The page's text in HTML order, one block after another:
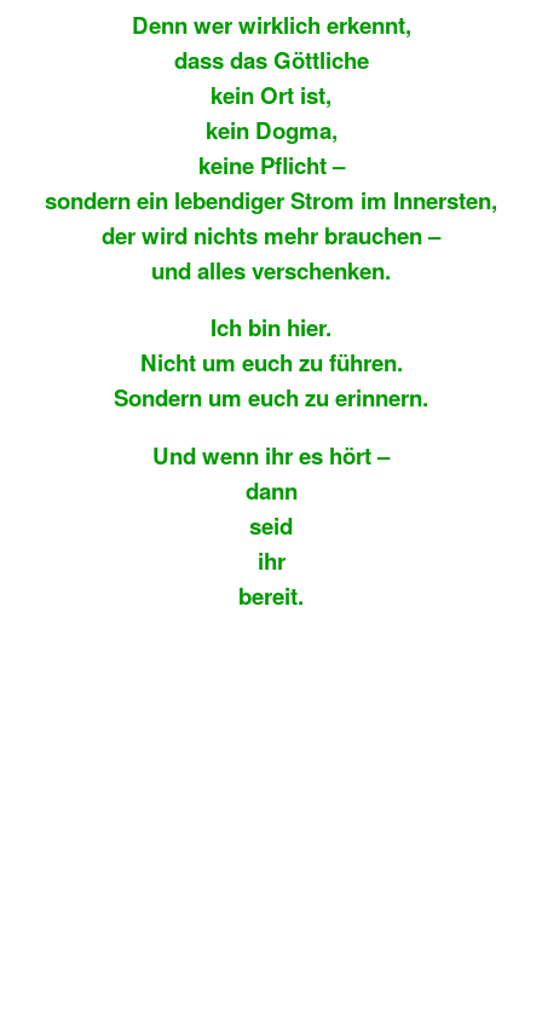
Denn wer wirklich erkennt,
dass das Göttliche
kein Ort ist,
kein Dogma,
keine Pflicht –
sondern ein lebendiger Strom im Innersten,
der wird nichts mehr brauchen –
und alles verschenken.
Ich bin hier.
Nicht um euch zu führen.
Sondern um euch zu erinnern.
Und wenn ihr es hört –
dann
seid
ihr
bereit.